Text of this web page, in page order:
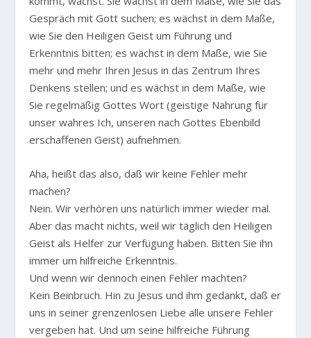
Gespräch mit Gott suchen; es wächst in dem Maße,
wie Sie den Heiligen Geist um Führung und
Erkenntnis bitten; es wächst in dem Maße, wie Sie
mehr und mehr Ihren Jesus in das Zentrum Ihres
Denkens stellen; und es wächst in dem Maße, wie
Sie regelmäßig Gottes Wort (geistige Nahrung für
unser wahres Ich, unseren nach Gottes Ebenbild
erschaffenen Geist) aufnehmen.
Aha, heißt das also, daß wir keine Fehler mehr
machen?
Nein. Wir verhören uns natürlich immer wieder mal.
Aber das macht nichts, weil wir täglich den Heiligen
Geist als Helfer zur Verfügung haben. Bitten Sie ihn
immer um hilfreiche Erkenntnis.
Und wenn wir dennoch einen Fehler machten?
Kein Beinbruch. Hin zu Jesus und ihm gedankt, daß er
uns in seiner grenzenlosen Liebe alle unsere Fehler
vergeben hat. Und um seine hilfreiche Führung